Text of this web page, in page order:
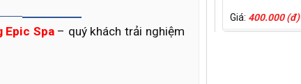
Epic Spa – quý khách trải nghiệm
Giá: 400.000 (đ)